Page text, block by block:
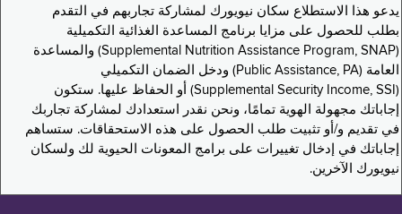
يدعو هذا الاستطلاع سكان نيويورك لمشاركة تجاربهم في التقدم
بطلب للحصول على مزايا برنامج المساعدة الغذائية التكميلية
(Supplemental Nutrition Assistance Program, SNAP) والمساعدة
العامة (Public Assistance, PA) ودخل الضمان التكميلي
(Supplemental Security Income, SSI) أو الحفاظ عليها. ستكون
إجاباتك مجهولة الهوية تمامًا، ونحن نقدر استعدادك لمشاركة تجاربك
في تقديم و/أو تثبيت طلب الحصول على هذه الاستحقاقات. ستساهم
إجاباتك في إدخال تغييرات على برامج المعونات الحيوية لك ولسكان
نيويورك الآخرين.